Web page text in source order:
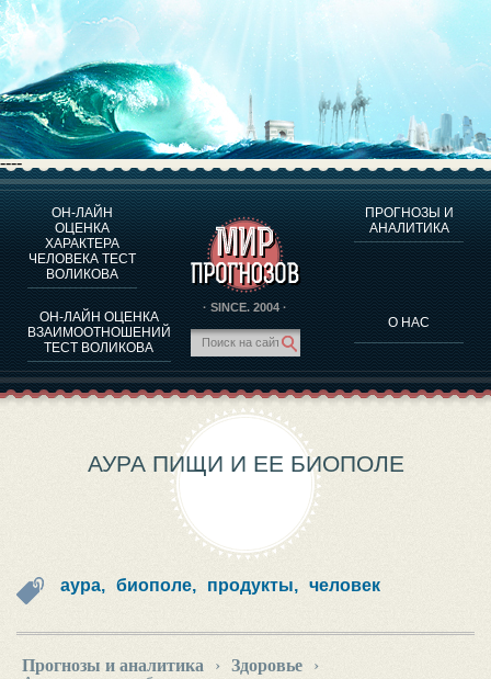
----
ОН-ЛАЙН
ОЦЕНКА
ХАРАКТЕРА
ЧЕЛОВЕКА ТЕСТ
ВОЛИКОВА
ОН-ЛАЙН ОЦЕНКА
ВЗАИМООТНОШЕНИЙ
ТЕСТ ВОЛИКОВА
· SINCE. 2004 ·
ПРОГНОЗЫ И
АНАЛИТИКА
О НАС
О ПРОГРАММЕ
ОЦЕНКА ХАРАКТЕРA ЧЕЛОВЕКА
ОЦЕНКА ХАРАКТЕРА ВЫДАЮЩИХСЯ ЛИЧНОСТЕЙ
О ПРОГРАММЕ
ТЕСТ НА СОВМЕСТИМОСТЬ ВОЛИКОВА
ПРОГНОЗЫ И АНАЛИТИКА
АУРА ПИЩИ И ЕЕ БИОПОЛЕ
аура, биополе, продукты, человек
Прогнозы и аналитика › Здоровье
›